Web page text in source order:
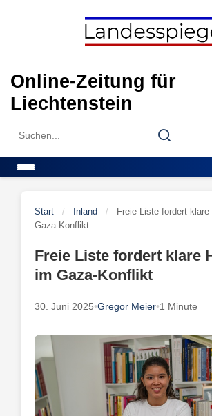
Online-Zeitung für
Liechtenstein
Search
Search
Start / Inland /
Freie Liste fordert klare
Gaza-Konflikt
Freie Liste fordert klare
im Gaza-Konflikt
30. Juni 2025•Gregor Meier•1 Minute